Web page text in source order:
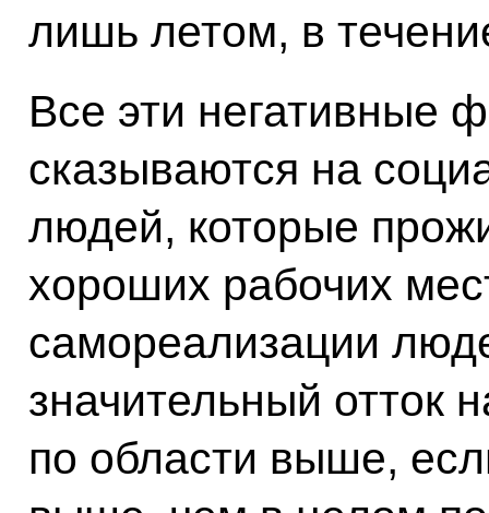
лишь летом, в
Все эти негативные
сказываются на
людей, которые
хороших рабочих
самореализации
значительный отток
по области выше,